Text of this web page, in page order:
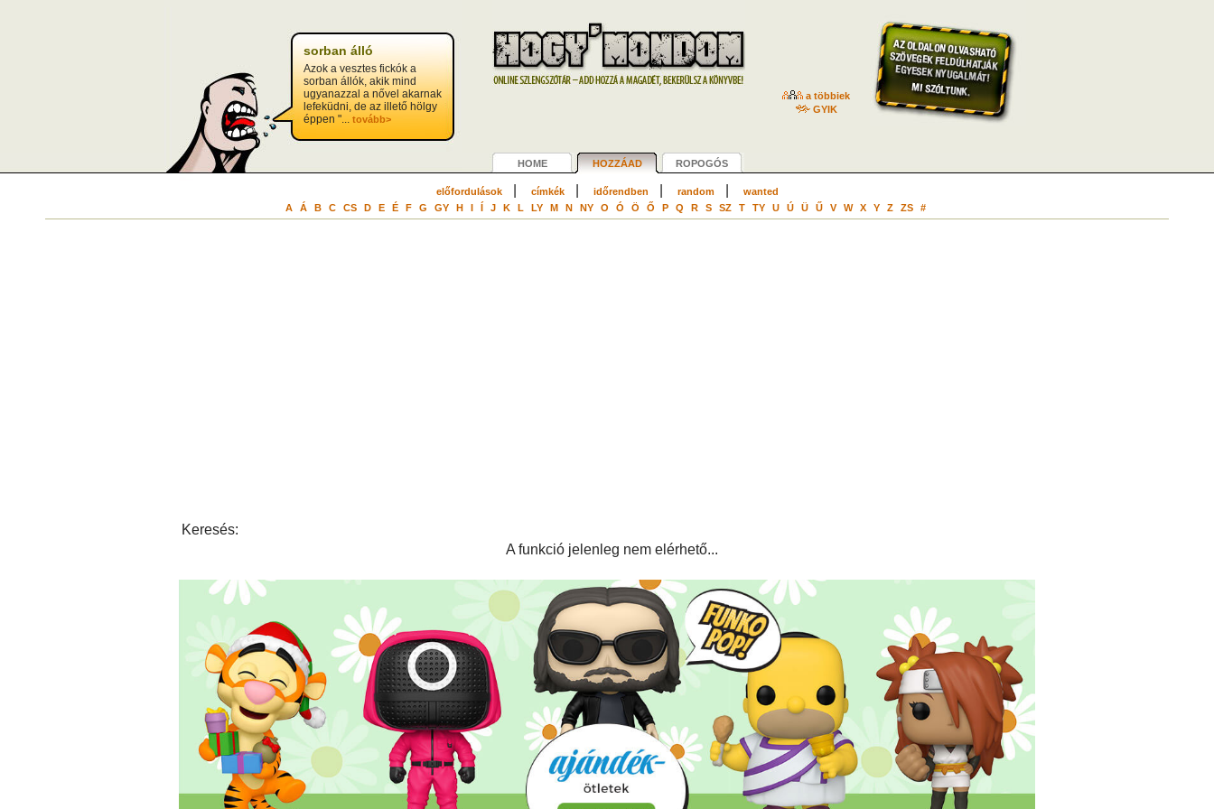
sorban álló
Azok a vesztes fickók a
sorban állók, akik mind
ugyanazzal a nővel akarnak
lefeküdni, de az illető hölgy
éppen "... tovább>
a többiek
GYIK
HOME HOZZÁAD ROPOGÓS
előfordulások| címkék| időrendben random|
wanted
A
Á B C CS D E É F G GY H I Í J K L LY M N NY O Ó Ö Ő P Q R S SZ T TY U Ú Ü Ű V W X Y Z ZS #
Keresés:
A funkció jelenleg nem elérhető...